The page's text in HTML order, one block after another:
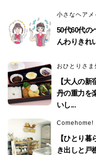
小さなヘアメ
50代60代の
んわりきれ
おひとりさま
【大人の
丹の重力を
いし...
Comehome!
【ひとり暮
き出しと戸